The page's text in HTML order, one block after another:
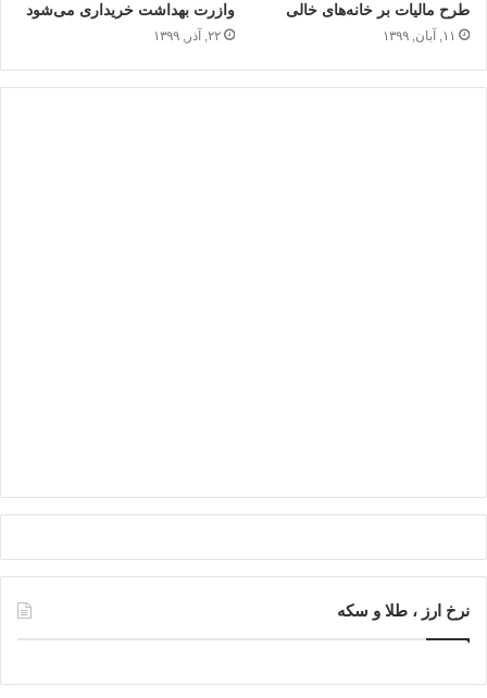
طرح مالیات بر خانه‌های خالی
۱۱, آبان, ۱۳۹۹
وازرت بهداشت خریداری می‌شود
۲۲, آذر, ۱۳۹۹
نرخ ارز ، طلا و سکه